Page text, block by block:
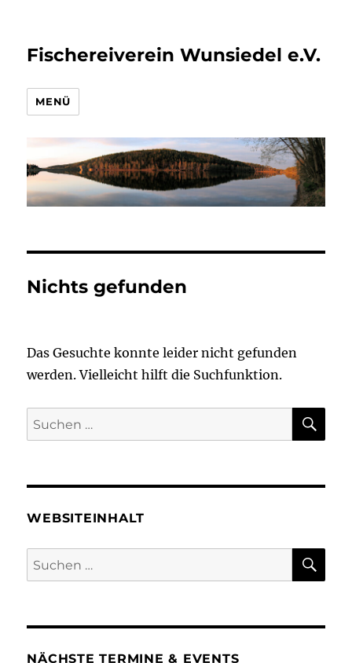
Fischereiverein Wunsiedel e.V.
MENÜ
Nichts gefunden
Das Gesuchte konnte leider nicht gefunden
werden. Vielleicht hilft die Suchfunktion.
Suchen
nach:
WEBSITEINHALT
Suchen
nach:
NÄCHSTE TERMINE & EVENTS